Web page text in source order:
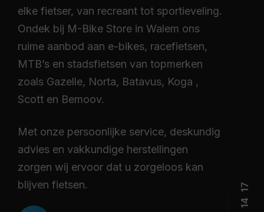
1
4
1
7
elke fietser, van recreant tot sportieveling.
Ondek bij M-Bike Store in Walem ons
ruime aanbod aan e-bikes, racefietsen,
MTB’s en stadsfietsen van topmerken
zoals Gazelle, Norta, Batavus, Koga ,
Scott en Bemoov.
Met onze persoonlijke service, deskundig
advies en vakkundige herstellingen
zorgen wij ervoor dat u zorgeloos kan
blijven fietsen.